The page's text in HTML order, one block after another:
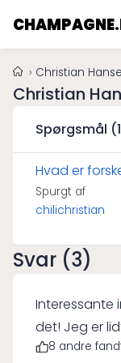
Christian
Christian
Spørgsmål
Hvad er
og semi sec?
Spurgt af
chilichristian
Svar (3)
Interessante
det! Jeg er
jeg selv
8 andre